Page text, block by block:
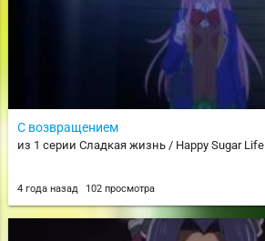
С возвращением
из 1 серии Сладкая жизнь / Happy Sugar Life
4 года назад 102 просмотра